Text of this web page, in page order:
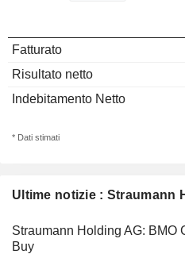
Ultime notizie : Straumann
Straumann Holding AG: BMO
Buy
Fatturato
Risultato netto
Indebitamento Netto
* Dati stimati